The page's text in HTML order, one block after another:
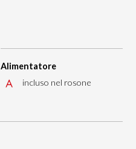
Alimentatore
incluso nel rosone